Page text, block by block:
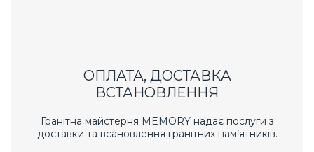
ОПЛАТА, ДОСТАВКА
ВСТАНОВЛЕННЯ
Гранітна майстерня MEMORY надає послуги з
доставки та всановлення гранітних пам’ятників.